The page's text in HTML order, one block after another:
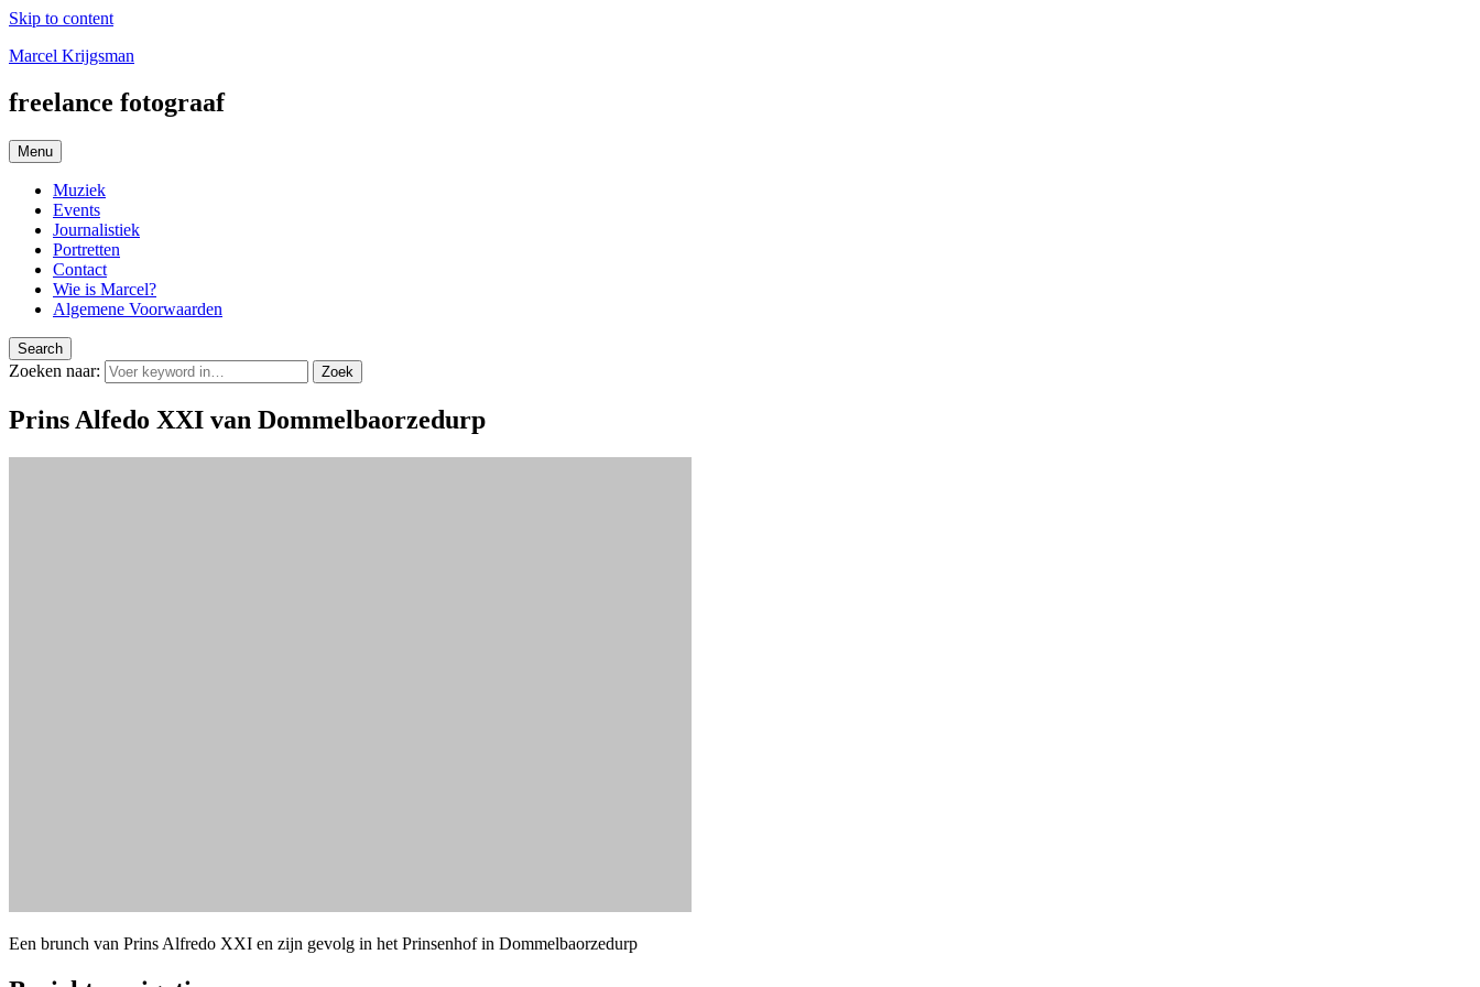
Skip to content
Marcel Krijgsman
freelance fotograaf
Menu
Muziek
Events
Journalistiek
Portretten
Contact
Wie is Marcel?
Algemene Voorwaarden
Search
Zoeken naar: Zoek
Prins Alfedo XXI van Dommelbaorzedurp
Een brunch van Prins Alfredo XXI en zijn gevolg in het Prinsenhof in Dommelbaorzedurp